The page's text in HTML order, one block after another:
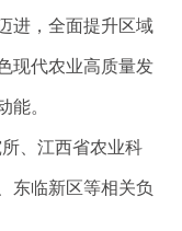
进，全面提升区域
现代农业高质量发
能。
、江西省农业科
东临新区等相关负